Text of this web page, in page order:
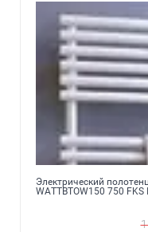
Электрический
WATTBTOW150 750 FKS